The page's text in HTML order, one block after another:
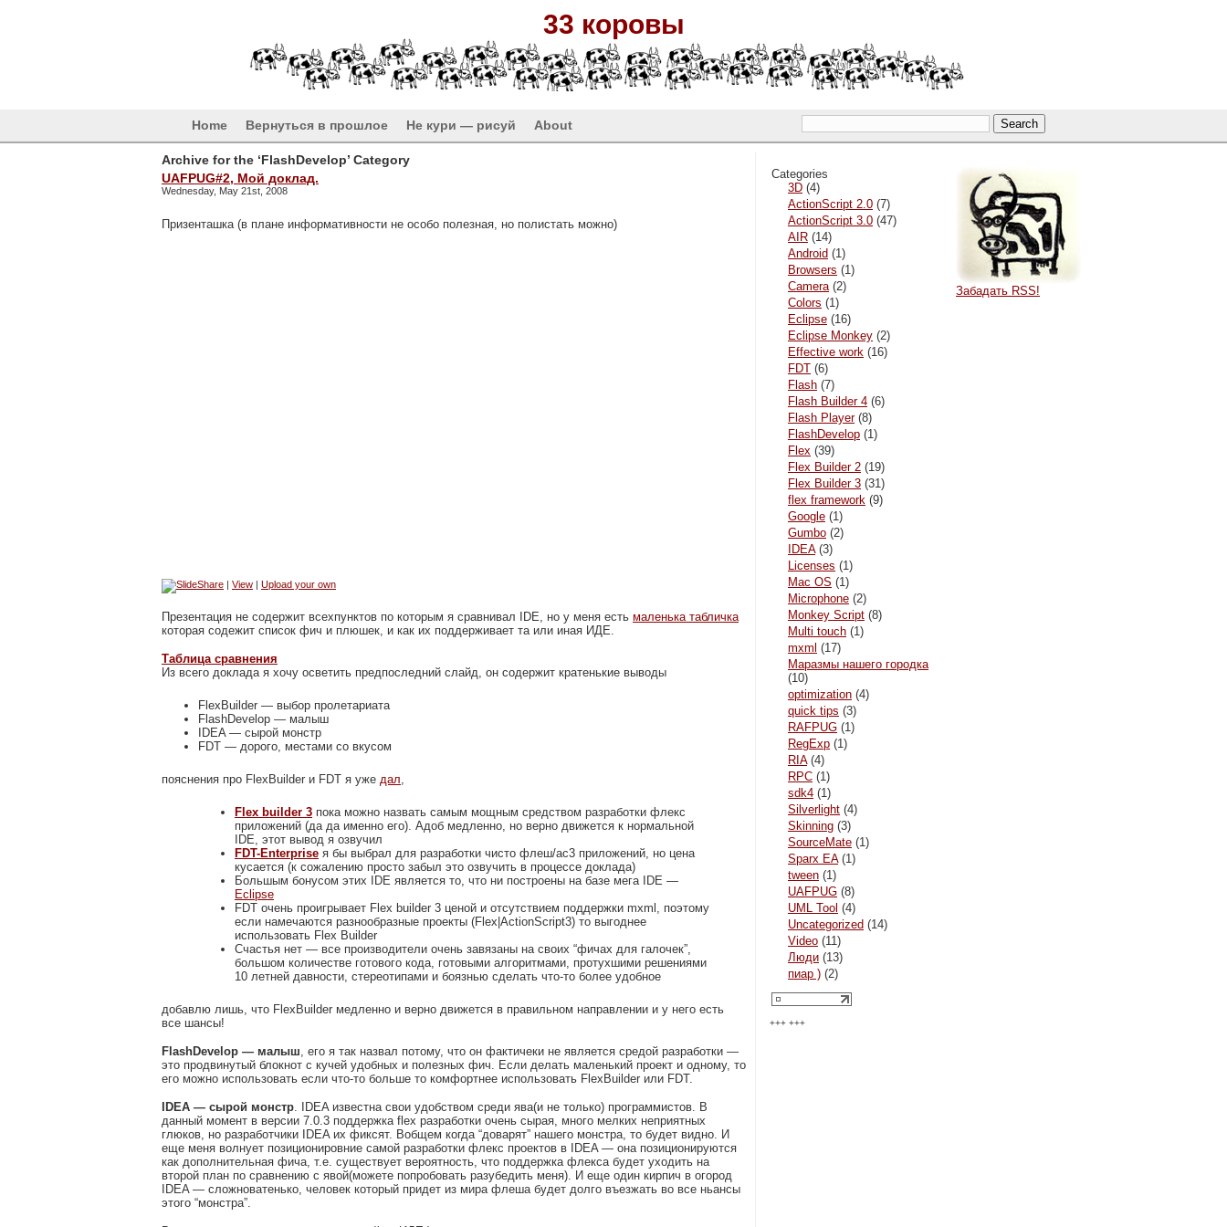
33 коровы
Home Вернуться в прошлое Не кури — рисуй About
Archive for the ‘FlashDevelop’ Category
UAFPUG#2, Мой доклад.
Wednesday, May 21st, 2008
Призенташка (в плане информативности не особо полезная, но полистать можно)
| View | Upload your own
Презентация не содержит всехпунктов по которым я сравнивал IDE, но у меня есть маленька табличка
которая содежит список фич и плюшек, и как их поддерживает та или иная ИДЕ.
Таблица сравнения
Из всего доклада я хочу осветить предпоследний слайд, он содержит кратенькие выводы
FlexBuilder — выбор пролетариата
FlashDevelop — малыш
IDEA — сырой монстр
FDT — дорого, местами со вкусом
пояснения про FlexBuilder и FDT я уже дал,
Flex builder 3 пока можно назвать самым мощным средством разработки флекс
приложений (да да именно его). Адоб медленно, но верно движется к нормальной
IDE, этот вывод я озвучил
FDT-Enterprise я бы выбрал для разработки чисто флеш/ас3 приложений, но цена
кусается (к сожалению просто забыл это озвучить в процессе доклада)
Большым бонусом этих IDE является то, что ни построены на базе мега IDE —
Eclipse
FDT очень проигрывает Flex builder 3 ценой и отсутствием поддержки mxml, поэтому
если намечаются разнообразные проекты (Flex|ActionScript3) то выгоднее
использовать Flex Builder
Счастья нет — все производители очень завязаны на своих “фичах для галочек”,
большом количестве готового кода, готовыми алгоритмами, протухшими решениями
10 летней давности, стереотипами и боязнью сделать что-то более удобное
добавлю лишь, что FlexBuilder медленно и верно движется в правильном направлении и у него есть
все шансы!
FlashDevelop — малыш, его я так назвал потому, что он фактичеки не является средой разработки —
это продвинутый блокнот с кучей удобных и полезных фич. Если делать маленький проект и одному, то
его можно использовать если что-то больше то комфортнее использовать FlexBuilder или FDT.
IDEA — сырой монстр. IDEA известна свои удобством среди ява(и не только) программистов. В
данный момент в версии 7.0.3 поддержка flex разработки очень сырая, много мелких неприятных
глюков, но разработчики IDEA их фиксят. Вобщем когда “доварят” нашего монстра, то будет видно. И
еще меня волнует позиционировние самой разработки флекс проектов в IDEA — она позиционируются
как дополнительная фича, т.е. существует вероятность, что поддержка флекса будет уходить на
второй план по сравнению с явой(можете попробовать разубедить меня). И еще один кирпич в огород
IDEA — сложноватенько, человек который придет из мира флеша будет долго въезжать во все ньансы
этого “монстра”.
Categories
3D (4)
ActionScript 2.0 (7)
ActionScript 3.0 (47)
AIR (14)
Android (1)
Browsers (1)
Camera(2)
Colors (1)
Eclipse (16)
Eclipse Monkey (2)
Effective work (16)
FDT (6)
Flash (7)
Flash Builder 4 (6)
Flash Player(8)
FlashDevelop (1)
Flex (39)
Flex Builder 2 (19)
Flex Builder 3 (31)
flex framework (9)
Google (1)
Gumbo (2)
IDEA(3)
Licenses (1)
Mac OS (1)
Microphone (2)
Monkey Script (8)
Multi touch (1)
mxml (17)
Mаразмы нашего городка
(10)
optimization (4)
quick tips (3)
RAFPUG (1)
RegExp (1)
RIA(4)
RPC (1)
sdk4 (1)
Silverlight (4)
Skinning (3)
SourceMate (1)
Sparx EA(1)
tween (1)
UAFPUG (8)
UML Tool (4)
Uncategorized (14)
Video (11)
Люди (13)
пиар ) (2)
+++ +++
Забадать RSS!